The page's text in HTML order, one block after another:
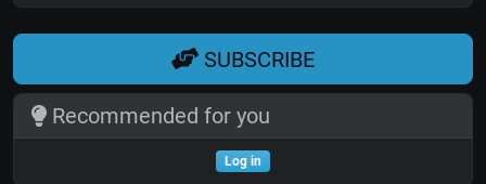
SUBSCRIBE
Recommended for you
Log in